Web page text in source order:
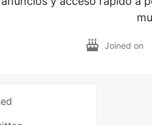
Joined on